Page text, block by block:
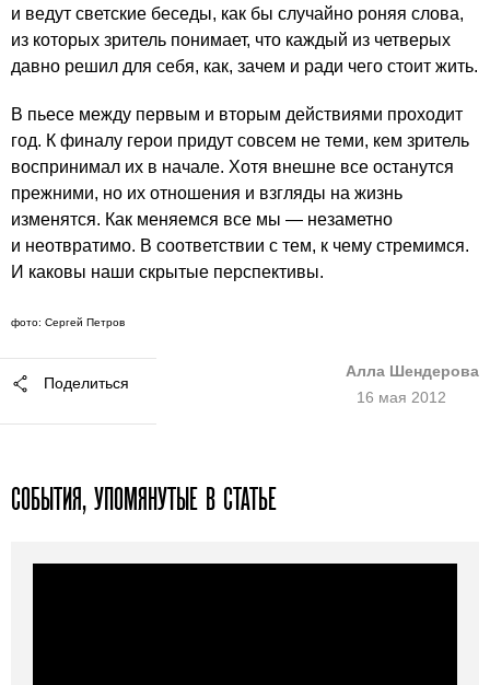
и ведут светские беседы, как бы случайно роняя слова,
из которых зритель понимает, что каждый из четверых
давно решил для себя, как, зачем и ради чего стоит жить.
В пьесе между первым и вторым действиями проходит
год. К финалу герои придут совсем не теми, кем зритель
воспринимал их в начале. Хотя внешне все останутся
прежними, но их отношения и взгляды на жизнь
изменятся. Как меняемся все мы — незаметно
и неотвратимо. В соответствии с тем, к чему стремимся.
И каковы наши скрытые перспективы.
фото: Сергей Петров
Поделиться
Алла Шендерова
16 мая 2012
СОБЫТИЯ, УПОМЯНУТЫЕ В СТАТЬЕ